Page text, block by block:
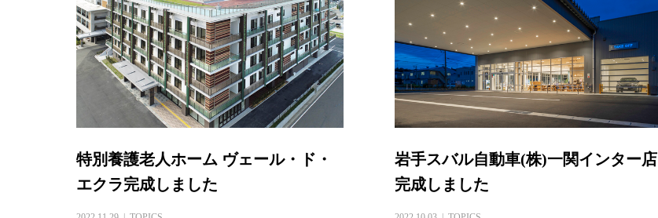
特別養護老人ホーム ヴェール・ド・
エクラ完成しました
岩手スバル自動車(株)一関インター店
完成しました